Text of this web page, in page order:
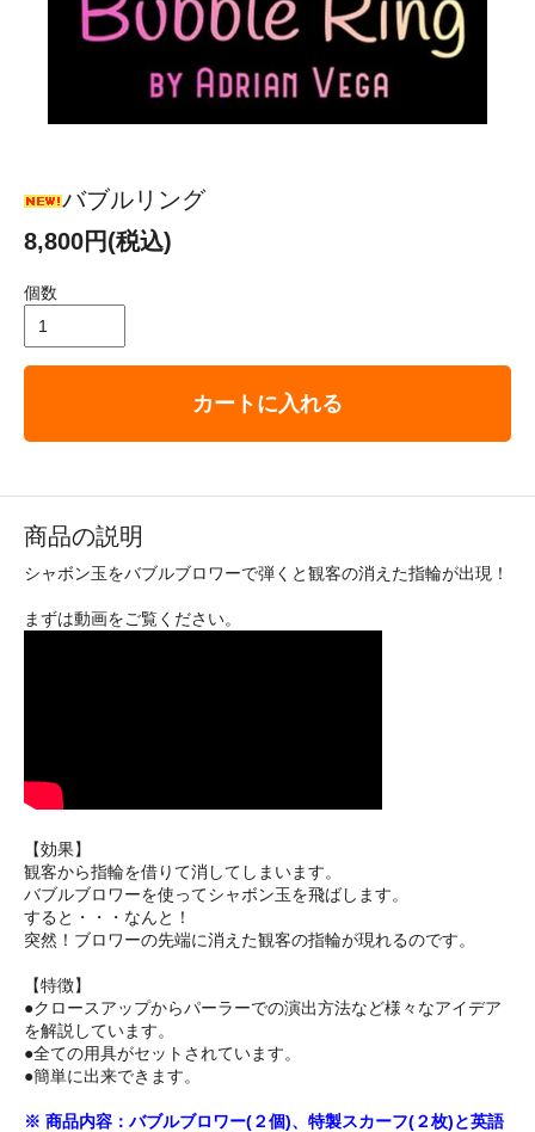
バブルリング
8,800円(税込)
個数
カートに入れる
商品の説明
シャボン玉をバブルブロワーで弾くと観客の消えた指輪が出現！
まずは動画をご覧ください。
【効果】
観客から指輪を借りて消してしまいます。
バブルブロワーを使ってシャボン玉を飛ばします。
すると・・・なんと！
突然！ブロワーの先端に消えた観客の指輪が現れるのです。
【特徴】
●クロースアップからパーラーでの演出方法など様々なアイデア
を解説しています。
●全ての用具がセットされています。
●簡単に出来できます。
※ 商品内容：バブルブロワー(２個)、特製スカーフ(２枚)と英語